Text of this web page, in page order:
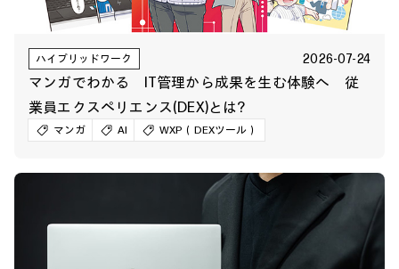
ハイブリッドワーク 2026-07-24
マンガでわかる IT管理から成果を生む体験へ 従
業員エクスペリエンス(DEX)とは?
マンガ AI WXP（DEXツール）